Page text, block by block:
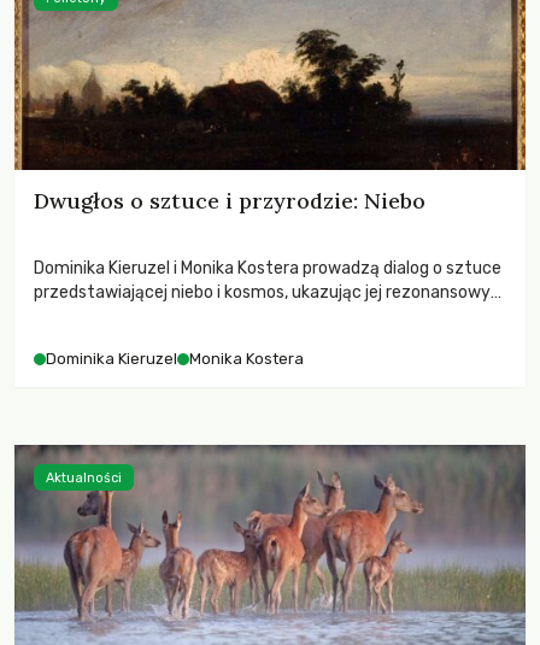
Dwugłos o sztuce i przyrodzie: Niebo
Dominika Kieruzel i Monika Kostera prowadzą dialog o sztuce
przedstawiającej niebo i kosmos, ukazując jej rezonansowy
Dominika Kieruzel Monika Kostera
Aktualności